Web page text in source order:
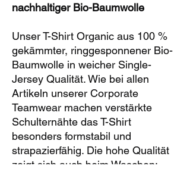
nachhaltiger Bio-Baumwolle
Unser T-Shirt Organic aus 100 %
gekämmter, ringgesponnener Bio-
Baumwolle in weicher Single-
Jersey Qualität. Wie bei allen
Artikeln unserer Corporate
Teamwear machen verstärkte
Schulternähte das T-Shirt
besonders formstabil und
strapazierfähig. Die hohe Qualität
zeigt sich auch beim Waschen: